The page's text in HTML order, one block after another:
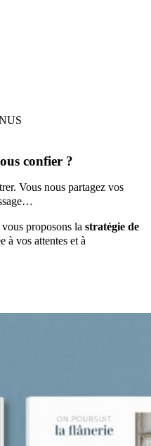
confier ?
Vous nous partagez vos
proposons la stratégie de
à vos attentes et à